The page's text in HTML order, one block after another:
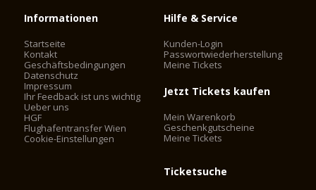
Informationen
Startseite
Kontakt
Geschäftsbedingungen
Datenschutz
Impressum
Ihr Feedback ist uns wichtig
Ueber uns
HGF
Flughafentransfer Wien
Cookie-Einstellungen
Hilfe & Service
Kunden-Login
Passwortwiederherstellung
Meine Tickets
Jetzt Tickets kaufen
Mein Warenkorb
Geschenkgutscheine
Meine Tickets
Ticketsuche